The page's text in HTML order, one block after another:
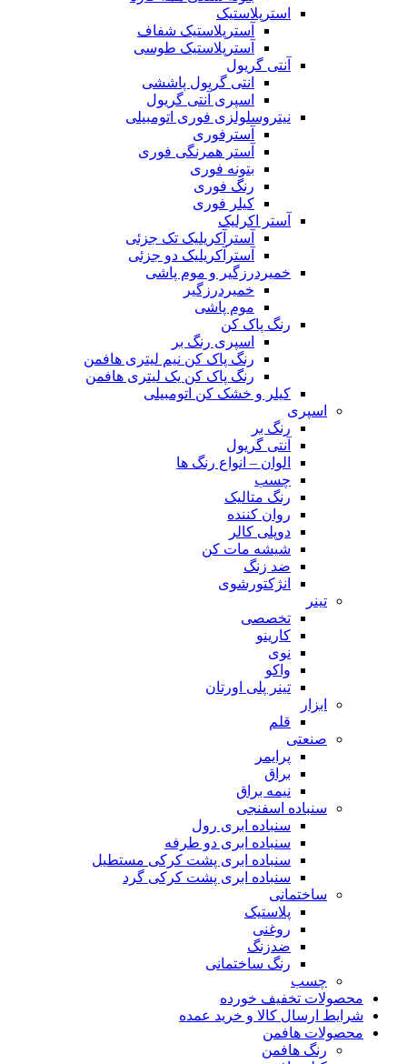
استرپلاستیک
آسترپلاستیک شفاف
آسترپلاستیک طوسی
آنتی گریول
انتی گریول پاششی
اسپری آنتی گریول
نیتروسلولزی فوری اتومبیلی
آسترفوری
آستر همرنگی فوری
بتونه فوری
رنگ فوری
کیلر فوری
آستر اکرلیک
آسترآکریلیک تک جزئی
آسترآکریلیک دو جزئی
خمیردرزگیر و موم پاشی
خمیردرزگیر
موم پاشی
رنگ پاک کن
اسپری رنگ بر
رنگ پاک کن نیم لیتری هافمن
رنگ پاک کن یک لیتری هافمن
کیلر و خشک کن اتومبیلی
اسپری
رنگ بر
آنتی گریول
الوان – انواع رنگ ها
چسب
رنگ متالیک
روان کننده
دوپلی کالر
شیشه مات کن
ضد زنگ
انژکتورشوی
تینر
تخصصی
کارینو
نوی
واکو
تینر پلی اورتان
ابزار
قلم
صنعتی
پرایمر
براق
نیمه براق
سنباده اسفنجی
سنباده ابری رول
سنباده ابری دو طرفه
سنباده ابری پشت کرکی مستطیل
سنباده ابری پشت کرکی گرد
ساختمانی
پلاستیک
روغنی
ضدزنگ
رنگ ساختمانی
چسب
محصولات تخفیف خورده
شرایط ارسال کالا و خرید عمده
محصولات هافمن
رنگ هافمن